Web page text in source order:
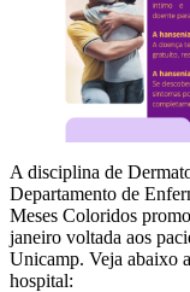
A disciplina de
Departamento de
Meses Coloridos
janeiro voltada aos
Unicamp. Veja abaixo
hospital: